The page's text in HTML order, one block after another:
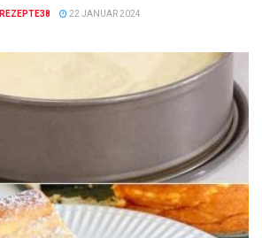
REZEPTE38 22 JANUAR 2024